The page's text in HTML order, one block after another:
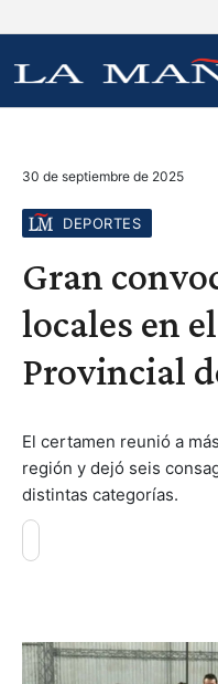
30 de septiembre de 2025
DEPORTES
Gran
locales en
Provincial
El certamen reunió a
región y dejó seis
distintas categorías.